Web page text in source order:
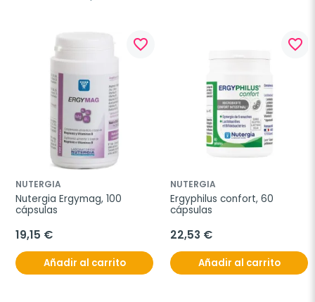
favorite_border
NUTERGIA
Nutergia Ergymag, 100
cápsulas
19,15 €
Añadir al carrito
favorite_border
NUTERGIA
Ergyphilus confort, 60
cápsulas
22,53 €
Añadir al carrito